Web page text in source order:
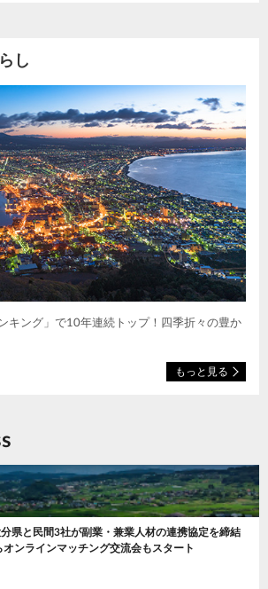
し
キング」で10年連続トップ！四季折々の豊か
もっと見る
県と民間3社が副業・兼業人材の連携協定を締結
ンラインマッチング交流会もスタート